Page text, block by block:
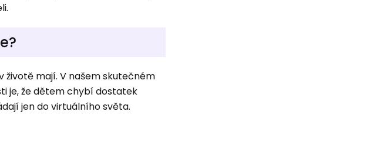
životě mají. V našem skutečném
je, že dětem chybí dostatek
jen do virtuálního světa.